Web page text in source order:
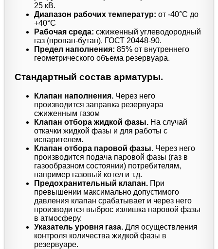
25 кВ.
Диапазон рабочих температур: от -40°C до
+40°C
Рабочая среда: сжиженный углеводородный
газ (пропан-бутан), ГОСТ 20448-90.
Предел наполнения: 85% от внутреннего
геометрического объема резервуара.
Стандартный состав арматуры.
Клапан наполнения. Через него
производится заправка резервуара
сжиженным газом
Клапан отбора жидкой фазы. На случай
откачки жидкой фазы и для работы с
испарителем.
Клапан отбора паровой фазы. Через него
производится подача паровой фазы (газ в
газообразном состоянии) потребителям,
например газовый котел и т.д.
Предохранительный клапан. При
превышении максимально допустимого
давления клапан срабатывает и через него
производится выброс излишка паровой фазы
в атмосферу.
Указатель уровня газа. Для осуществления
контроля количества жидкой фазы в
резервуаре.